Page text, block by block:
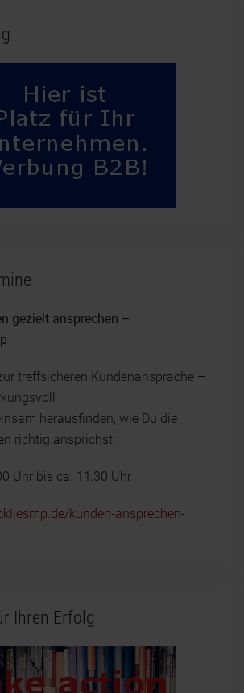
gezielt ansprechen –
treffsicheren Kundenansprache –
herausfinden, wie Du die
richtig ansprichst
Uhr bis ca. 11:30 Uhr
kunden-ansprechen-
Ihren Erfolg